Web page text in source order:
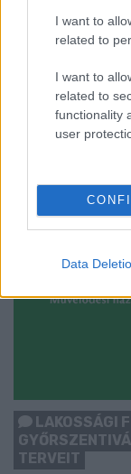
I want to
related to
I want to
related to
functionality
user
Data
A felvételen egy
kényszerítik, hogy
LAKOSSÁGI
TERVEIT